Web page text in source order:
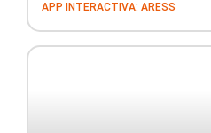
APP INTERACTIVA: ARESS